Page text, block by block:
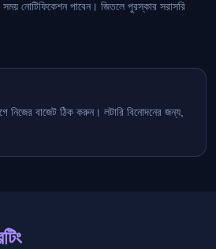
সময় নোটিফিকেশন পাবেন। জিতলে পুরস্কার সরাসরি
বাজেট ঠিক করুন। লটারি বিনোদনের জন্য,